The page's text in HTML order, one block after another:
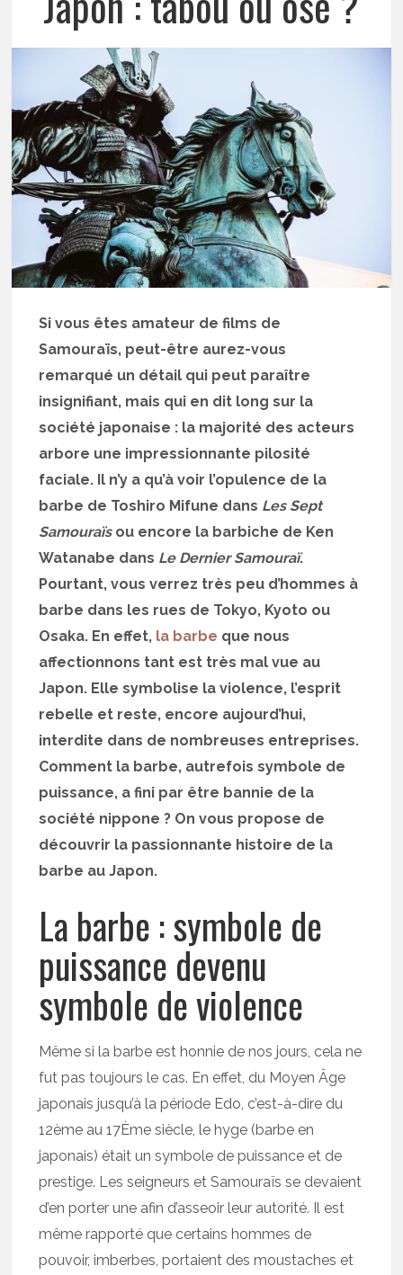
Si vous êtes amateur de films de
Samouraïs, peut-être aurez-vous
remarqué un détail qui peut paraître
insignifiant, mais qui en dit long sur la
société japonaise : la majorité des acteurs
arbore une impressionnante pilosité
faciale. Il n’y a qu’à voir l’opulence de la
barbe de Toshiro Mifune dans Les Sept
Samouraïsou encore la barbiche de Ken
Watanabe dans Le Dernier Samouraï.
Pourtant, vous verrez très peu d’hommes à
barbe dans les rues de Tokyo, Kyoto ou
Osaka. En effet, la barbe que nous
affectionnons tant est très mal vue au
Japon. Elle symbolise la violence, l’esprit
rebelle et reste, encore aujourd’hui,
interdite dans de nombreuses entreprises.
Comment la barbe, autrefois symbole de
puissance, a fini par être bannie de la
société nippone ? On vous propose de
découvrir la passionnante histoire de la
barbe au Japon.
La barbe : symbole de
puissance devenu
symbole de violence
Même si la barbe est honnie de nos jours, cela ne
fut pas toujours le cas. En effet, du Moyen Âge
japonais jusqu’à la période Edo, c’est-à-dire du
12ème au 17Ème siècle, le hyge (barbe en
japonais) était un symbole de puissance et de
prestige. Les seigneurs et Samouraïs se devaient
d’en porter une afin d’asseoir leur autorité. Il est
même rapporté que certains hommes de
pouvoir, imberbes, portaient des moustaches et